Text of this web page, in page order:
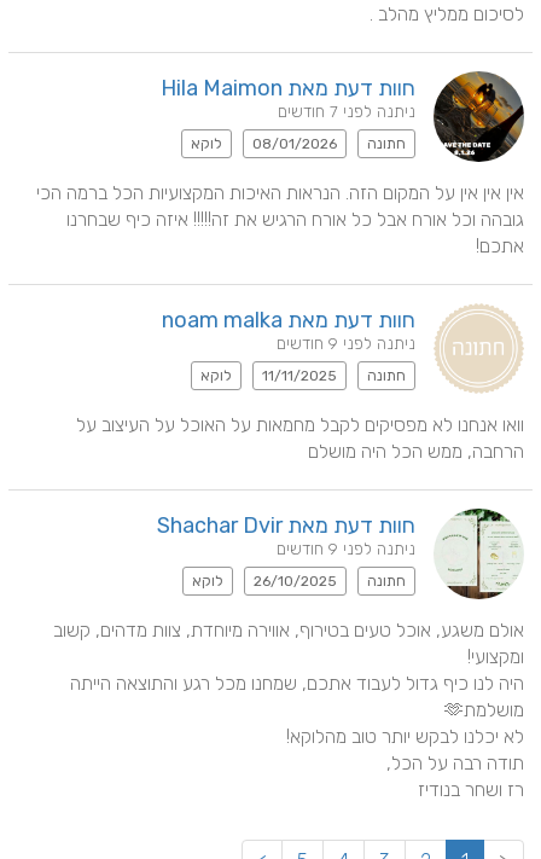
לסיכום ממליץ מהלב .
חוות דעת מאת Hila Maimon
ניתנה לפני 7 חודשים
חתונה 08/01/2026 לוקא
אתכם!
חוות דעת מאת noam malka
ניתנה לפני 9 חודשים
חתונה 11/11/2025 לוקא
הרחבה, ממש הכל היה מושלם
חוות דעת מאת Shachar Dvir
ניתנה לפני 9 חודשים
חתונה 26/10/2025 לוקא
רז ושחר בנודיז